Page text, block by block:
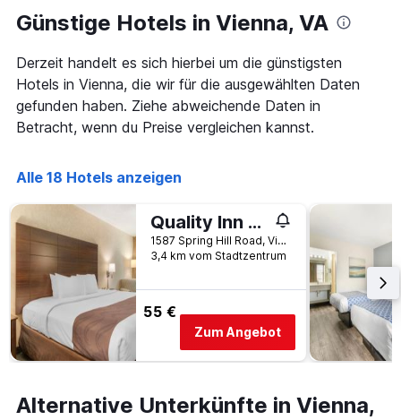
der
Tage
dem
Aufenthalt
anzeigt
Das
Diagramm
Y-
den
durchschnittlichen
Zimmerpreis
anzeigt
Günstige Hotels in Vienna, VA
Derzeit handelt es sich hierbei um die günstigsten
Hotels in Vienna, die wir für die ausgewählten Daten
gefunden haben. Ziehe abweichende Daten in
Betracht, wenn du Preise vergleichen kannst.
Alle 18 Hotels anzeigen
Quality Inn Vienna - Tysons Corner
1587 Spring Hill Road, Vienna, VA, USA
3,4 km vom Stadtzentrum
55 €
Zum Angebot
Alternative Unterkünfte in Vienna,